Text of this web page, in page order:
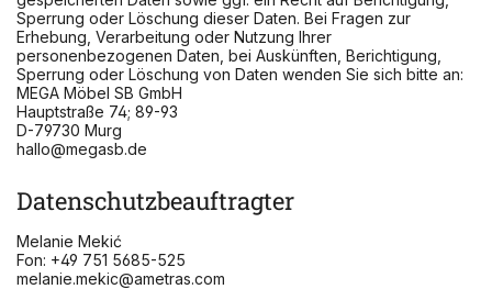
Sperrung oder Löschung dieser Daten. Bei Fragen zur
Erhebung, Verarbeitung oder Nutzung Ihrer
personenbezogenen Daten, bei Auskünften, Berichtigung,
Sperrung oder Löschung von Daten wenden Sie sich bitte an:
MEGA Möbel SB GmbH
Hauptstraße 74; 89-93
D-79730 Murg
hallo@megasb.de
Datenschutzbeauftragter
Melanie Mekić
Fon: +49 751 5685-525
melanie.mekic@ametras.com